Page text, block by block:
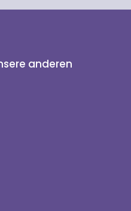
anderen